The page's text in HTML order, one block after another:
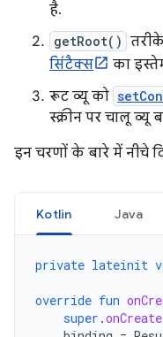
है.
getRoot()
सिंटैक्स
का
रूट व्यू को
स्क्रीन पर चालू व्यू
इन चरणों के बारे में नीचे
Kotlin Java
private lateinit
override fun
super .onCreate